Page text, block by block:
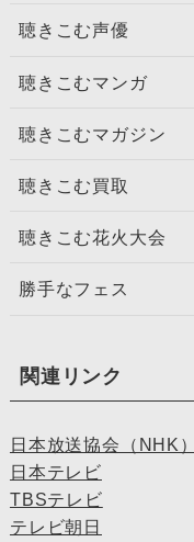
聴きこむ声優
聴きこむマンガ
聴きこむマガジン
聴きこむ買取
聴きこむ花火大会
勝手なフェス
関連リンク
日本放送協会（NHK）
日本テレビ
TBSテレビ
テレビ朝日